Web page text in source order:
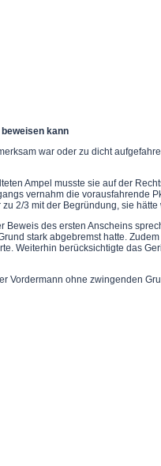
kann
war oder zu dicht
Ampel musste sie auf der
vernahm die
2/3 mit der Begründung, sie
des ersten Anscheins
stark abgebremst hatte.
Weiterhin berücksichtigte das
ohne zwingenden